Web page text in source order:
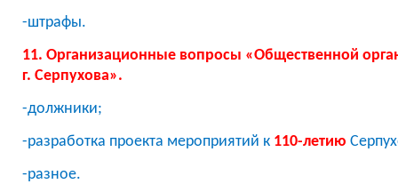
-штрафы.
11. Организационные вопросы «Общественной
г. Серпухова».
-должники;
-разработка проекта мероприятий к 110-летию
-разное.